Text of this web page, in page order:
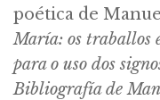
poética de
María: os traballos
para o uso dos
Bibliografía de